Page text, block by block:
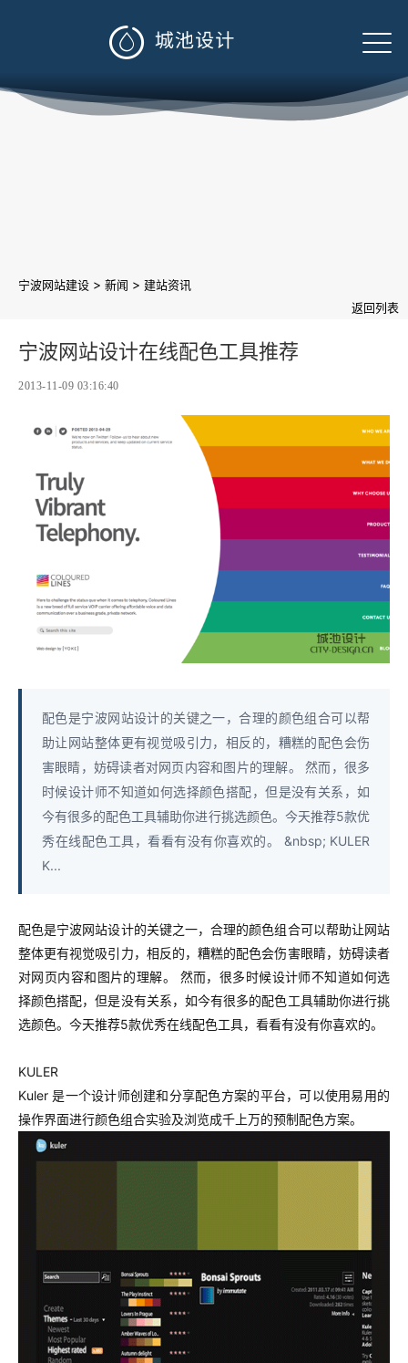

宁波网站建设 > 新闻 > 建站资讯
返回列表
宁波网站设计在线配色工具推荐
2013-11-09 03:16:40
配色是宁波网站设计的关键之一，合理的颜色组合可以帮
助让网站整体更有视觉吸引力，相反的，糟糕的配色会伤
害眼睛，妨碍读者对网页内容和图片的理解。 然而，很多
时候设计师不知道如何选择颜色搭配，但是没有关系，如
今有很多的配色工具辅助你进行挑选颜色。今天推荐5款优
秀在线配色工具，看看有没有你喜欢的。 &nbsp; KULER
K...
配色是宁波网站设计的关键之一，合理的颜色组合可以帮助让网站
整体更有视觉吸引力，相反的，糟糕的配色会伤害眼睛，妨碍读者
对网页内容和图片的理解。 然而，很多时候设计师不知道如何选
择颜色搭配，但是没有关系，如今有很多的配色工具辅助你进行挑
选颜色。今天推荐5款优秀在线配色工具，看看有没有你喜欢的。
KULER
Kuler 是一个设计师创建和分享配色方案的平台，可以使用易用的
操作界面进行颜色组合实验及浏览成千上万的预制配色方案。